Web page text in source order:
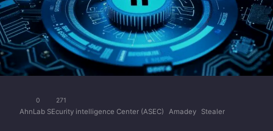
0 271
AhnLab SEcurity intelligence Center (ASEC) Amadey Stealer